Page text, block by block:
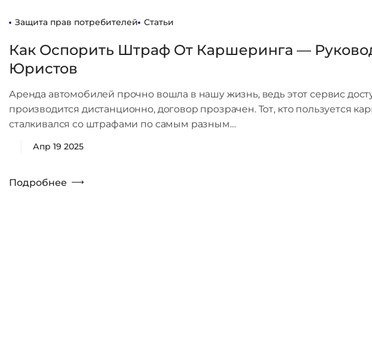
Защита прав потребителей Статьи
Как Оспорить Штраф От Каршеринга —
Юристов
Аренда автомобилей прочно вошла в нашу жизнь, ведь этот сервис
производится дистанционно, договор прозрачен. Тот, кто пользуется
сталкивался со штрафами по самым разным…
Апр 19 2025
Подробнее